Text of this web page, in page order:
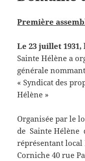
Première
Le 23 juillet 1931,
Sainte Hélène a
générale
« Syndicat des
Hélène »
Organisée par le
de Sainte Hélène
réprésentant local
Corniche 40 rue